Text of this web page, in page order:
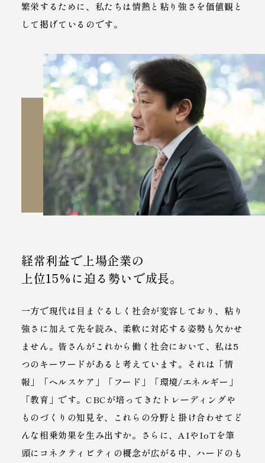
繁栄するために、私たちは情熱と粘り強さを価値観と
して掲げているのです。
経常利益で上場企業の
上位15%に迫る勢いで成長。
一方で現代は目まぐるしく社会が変容しており、粘り
強さに加えて先を読み、柔軟に対応する姿勢も欠かせ
ません。皆さんがこれから働く社会において、私は5
つのキーワードがあると考えています。それは「情
報」「ヘルスケア」「フード」「環境/エネルギー」
「教育」です。CBCが培ってきたトレーディングや
ものづくりの知見を、これらの分野と掛け合わせてど
んな相乗効果を生み出すか。さらに、AIやIoTを筆
頭にコネクティビティの概念が広がる中、ハードのも